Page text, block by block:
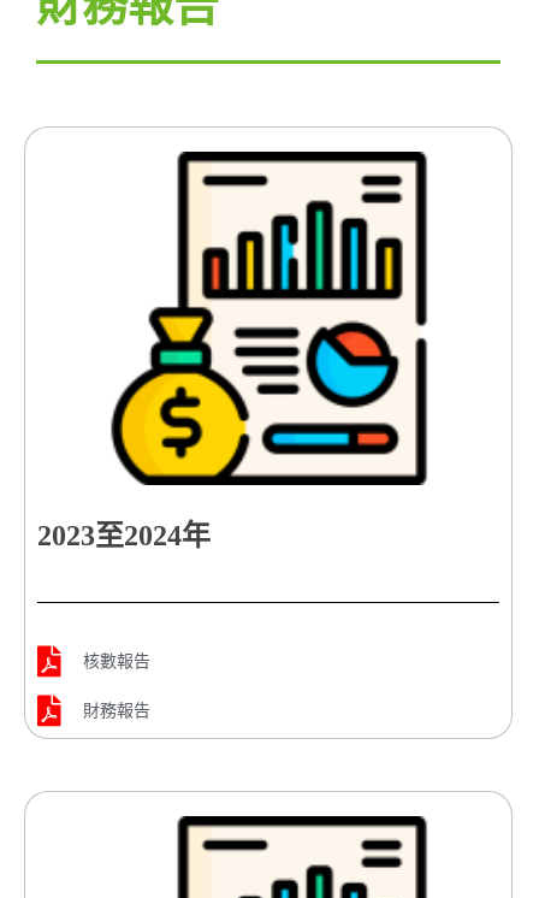
2023至2024年
核數報告
財務報告